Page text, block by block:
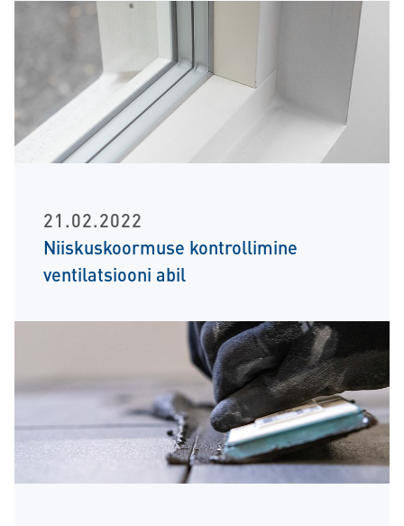
21.02.2022
Niiskuskoormuse kontrollimine
ventilatsiooni abil